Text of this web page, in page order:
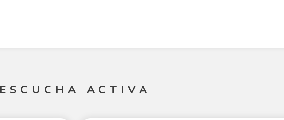
ESCUCHA ACTIVA